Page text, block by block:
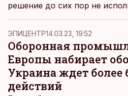
решение до сих пор не
ЭПИЦЕНТР14.03.23, 19:52
Оборонная
Европы набирает
Украина ждет
действий